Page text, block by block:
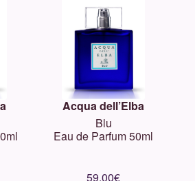
Acqua dell’Elba
Blu
Eau de Parfum 50ml
59,00€